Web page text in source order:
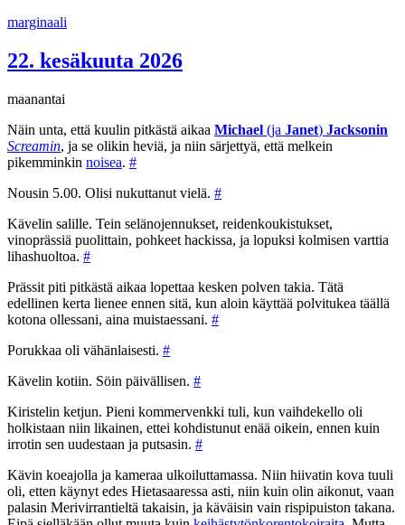
Siirry
marginaali
22. kesäkuuta 2026
maanantai
Näin unta, että kuulin pitkästä aikaa Michael (ja Janet) Jacksonin
Screamin, ja se olikin heviä, ja niin särjettyä, että melkein
pikemminkin noisea. #
Nousin 5.00. Olisi nukuttanut vielä. #
Kävelin salille. Tein selänojennukset, reidenkoukistukset,
vinoprässiä puolittain, pohkeet hackissa, ja lopuksi kolmisen varttia
lihashuoltoa. #
Prässit piti pitkästä aikaa lopettaa kesken polven takia. Tätä
edellinen kerta lienee ennen sitä, kun aloin käyttää polvitukea täällä
kotona ollessani, aina muistaessani. #
Porukkaa oli vähänlaisesti. #
Kävelin kotiin. Söin päivällisen. #
Kiristelin ketjun. Pieni kommervenkki tuli, kun vaihdekello oli
holkistaan niin likainen, ettei kohdistunut enää oikein, ennen kuin
irrotin sen uudestaan ja putsasin. #
Kävin koeajolla ja kameraa ulkoiluttamassa. Niin hiivatin kova tuuli
oli, etten käynyt edes Hietasaaressa asti, niin kuin olin aikonut, vaan
palasin Merivirrantieltä takaisin, ja käväisin vain rispipuiston takana.